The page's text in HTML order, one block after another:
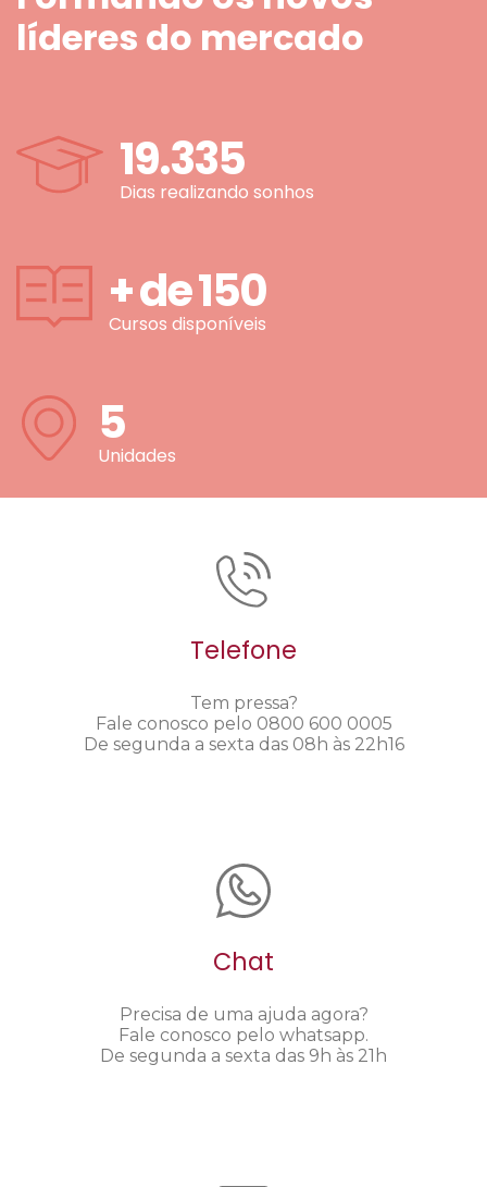
líderes do mercado
19.335
Dias realizando sonhos
+ de150
Cursos disponíveis
5
Unidades
Telefone
Tem pressa?
Fale conosco pelo 0800 600 0005
De segunda a sexta das 08h às 22h16
Chat
Precisa de uma ajuda agora?
Fale conosco pelo whatsapp.
De segunda a sexta das 9h às 21h